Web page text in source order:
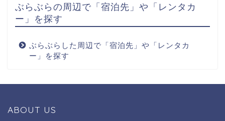
ぶらぶらの周辺で「宿泊先」や「レンタカ
ー」を探す
ぶらぶらした周辺で「宿泊先」や「レンタカ
ー」を探す
ABOUT US